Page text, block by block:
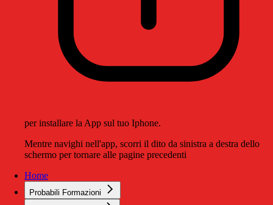
per installare la App sul tuo Iphone.
Mentre navighi nell'app, scorri il dito da sinistra a destra dello
schermo per tornare alle pagine precedenti
Home
Probabili Formazioni